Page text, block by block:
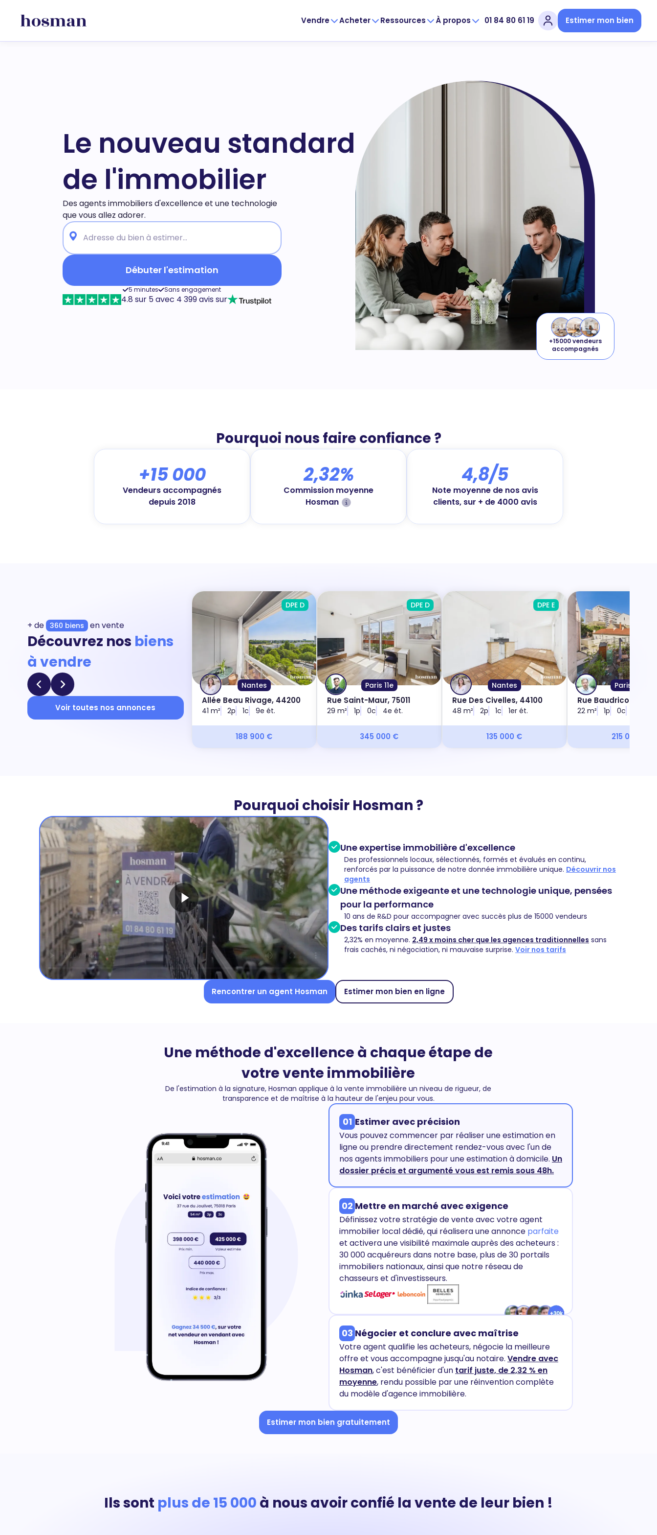
Vendre Acheter Ressources À propos 01 84 80 61 19 Estimer mon bien
Le nouveau standard
de l'immobilier
Des agents immobiliers d'excellence et une technologie
que vous allez adorer.
Débuter l'estimation
5 minutes Sans engagement
4.8 sur 5 avec 4 399 avis sur
+15000 vendeurs
accompagnés
Margaux R.
12/11 à 14h30
Pourquoi nous faire confiance ?
+15 000
Vendeurs accompagnés
depuis 2018
2,32%
Commission moyenne
Hosman
4,8/5
Note moyenne de nos avis
clients, sur + de 4000 avis
+ de 360 biens en vente
Découvrez nos biens
à vendre
Voir toutes nos annonces
Nantes
DPE D
Allée Beau Rivage, 44200
41 m² 2p 1c 9e ét.
188 900 €
Paris 11e
DPE D
Rue Saint-Maur, 75011
29 m² 1p 0c 4e ét.
345 000 €
Nantes
DPE E
Rue Des Civelles, 44100
48 m² 2p 1c 1er ét.
135 000 €
Paris 13e
Rue Baudricourt,
22 m² 1p 0c
215 000 €
Pourquoi choisir Hosman ?
Une expertise immobilière d'excellence
Des professionnels locaux, sélectionnés, formés et évalués en continu,
renforcés par la puissance de notre donnée immobilière unique. Découvrir nos
agents
Une méthode exigeante et une technologie unique, pensées
pour la performance
10 ans de R&D pour accompagner avec succès plus de 15000 vendeurs
Des tarifs clairs et justes
2,32% en moyenne. 2,49 x moins cher que les agences traditionnelles sans
frais cachés, ni négociation, ni mauvaise surprise. Voir nos tarifs
Rencontrer un agent Hosman Estimer mon bien en ligne
Une méthode d'excellence à chaque étape de
votre vente immobilière
De l'estimation à la signature, Hosman applique à la vente immobilière un niveau de rigueur, de
transparence et de maîtrise à la hauteur de l'enjeu pour vous.
01 Estimer avec précision
Vous pouvez commencer par réaliser une estimation en
ligne ou prendre directement rendez-vous avec l'un de
nos agents immobiliers pour une estimation à domicile. Un
dossier précis et argumenté vous est remis sous 48h.
02 Mettre en marché avec exigence
Définissez votre stratégie de vente avec votre agent
immobilier local dédié, qui réalisera une annonce parfaite
et activera une visibilité maximale auprès des acheteurs :
30 000 acquéreurs dans notre base, plus de 30 portails
immobiliers nationaux, ainsi que notre réseau de
chasseurs et d'investisseurs.
03 Négocier et conclure avec maîtrise
Votre agent qualifie les acheteurs, négocie la meilleure
offre et vous accompagne jusqu'au notaire. Vendre avec
Hosman, c'est bénéficier d'un tarif juste, de 2,32 % en
moyenne, rendu possible par une réinvention complète
du modèle d'agence immobilière.
Estimer mon bien gratuitement
Ils sont plus de 15 000 à nous avoir confié la vente de leur bien !